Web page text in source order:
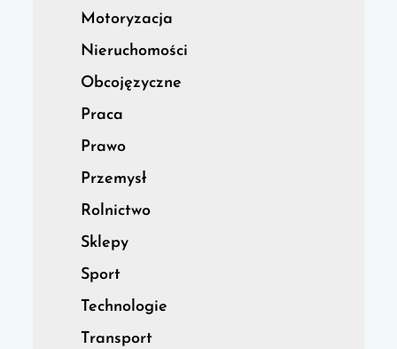
Motoryzacja
Nieruchomości
Obcojęzyczne
Praca
Prawo
Przemysł
Rolnictwo
Sklepy
Sport
Technologie
Transport